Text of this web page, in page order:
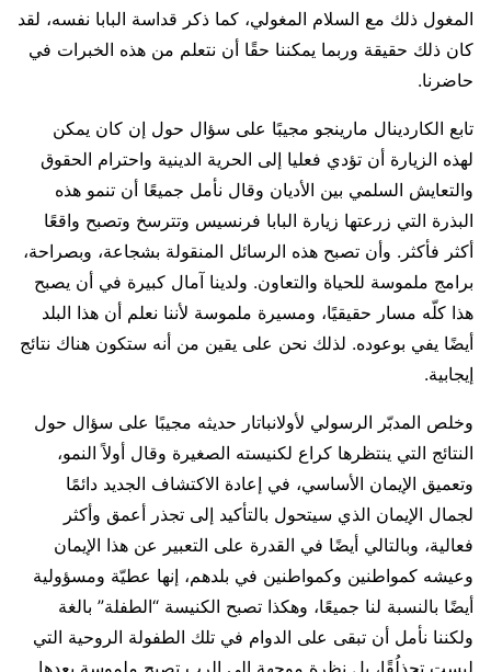
المغول ذلك مع السلام المغولي، كما ذكر قداسة البابا نفسه، لقد
كان ذلك حقيقة وربما يمكننا حقًا أن نتعلم من هذه الخبرات في
حاضرنا.
تابع الكاردينال مارينجو مجيبًا على سؤال حول إن كان يمكن
لهذه الزيارة أن تؤدي فعليا إلى الحرية الدينية واحترام الحقوق
والتعايش السلمي بين الأديان وقال نأمل جميعًا أن تنمو هذه
البذرة التي زرعتها زيارة البابا فرنسيس وتترسخ وتصبح واقعًا
أكثر فأكثر. وأن تصبح هذه الرسائل المنقولة بشجاعة، وبصراحة،
برامج ملموسة للحياة والتعاون. ولدينا آمال كبيرة في أن يصبح
هذا كلّه مسار حقيقيًا، ومسيرة ملموسة لأننا نعلم أن هذا البلد
أيضًا يفي بوعوده. لذلك نحن على يقين من أنه ستكون هناك نتائج
إيجابية.
وخلص المدبّر الرسولي لأولانباتار حديثه مجيبًا على سؤال حول
النتائج التي ينتظرها كراع لكنيسته الصغيرة وقال أولاً النمو،
وتعميق الإيمان الأساسي، في إعادة الاكتشاف الجديد دائمًا
لجمال الإيمان الذي سيتحول بالتأكيد إلى تجذر أعمق وأكثر
فعالية، وبالتالي أيضًا في القدرة على التعبير عن هذا الإيمان
وعيشه كمواطنين وكمواطنين في بلدهم، إنها عطيّة ومسؤولية
أيضًا بالنسبة لنا جميعًا، وهكذا تصبح الكنيسة “الطفلة” بالغة
ولكننا نأمل أن تبقى على الدوام في تلك الطفولة الروحية التي
ليست تحذلُقًا، بل نظرة موجهة إلى الرب تصبح ملموسة بعدها